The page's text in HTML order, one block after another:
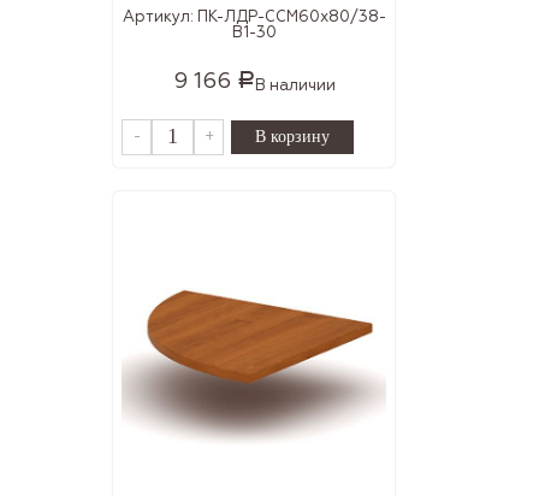
Артикул: ПК-ЛДР-ССМ60х80/38-
В1-30
9 166 РВ наличии
- +